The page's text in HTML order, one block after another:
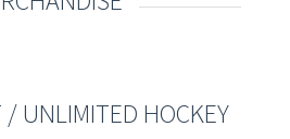
UNLIMITED HOCKEY